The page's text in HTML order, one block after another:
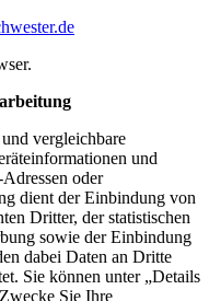
vergleichbare
und
oder
dient der Einbindung von
Dritter, der statistischen
sowie der Einbindung
dabei Daten an Dritte
Sie können unter „Details
Sie Ihre